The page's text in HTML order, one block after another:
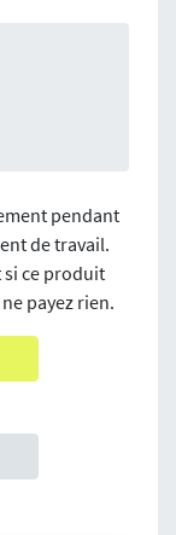
pendant
de travail.
si ce produit
payez rien.